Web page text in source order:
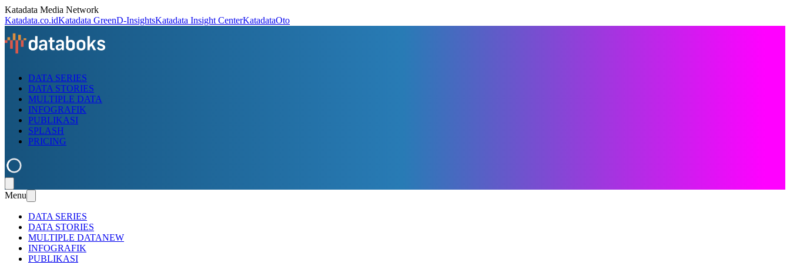
Katadata Media Network
Katadata.co.idKatadata GreenD-InsightsKatadata Insight CenterKatadataOto
DATA SERIES
DATA STORIES
MULTIPLE DATA
INFOGRAFIK
PUBLIKASI
SPLASH
PRICING
Menu
DATA SERIES
DATA STORIES
MULTIPLE DATANEW
INFOGRAFIK
PUBLIKASI